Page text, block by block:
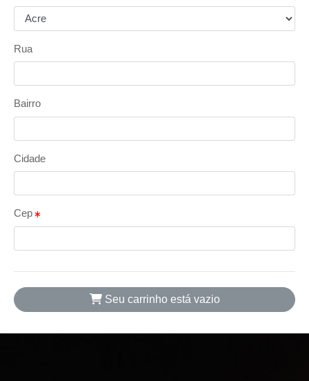
Rua
Bairro
Cidade
Cep
Seu carrinho está vazio